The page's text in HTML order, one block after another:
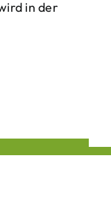
in der